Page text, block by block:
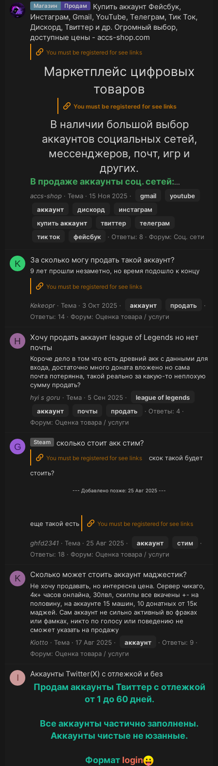
Магазин Продам
Купить аккаунт Фейсбук,
Инстаграм, Gmail, YouTube, Телеграм, Тик Ток,
Дискорд, Твиттер и др. Огромный выбор,
доступные цены - accs-shop.com
You must be registered for see links
Маркетплейс цифровых
товаров
You must be registered for see links
В наличии большой выбор
аккаунтов социальных сетей,
мессенджеров, почт, игр и
других.
В продаже аккаунты соц. сетей:...
accs-shop
Тема 15 Ноя 2025 gmail
youtube
аккаунт
дискорд
инстаграм
купить аккаунт твиттер
телеграм
тик ток
фейсбук Ответы: 8 Форум: Соц. сети
K За сколько могу продать такой аккаунт?
9 лет прошли незаметно, но время подошло к концу
You must be registered for see links
Kekeopr Тема 3 Окт 2025 аккаунт
продать
Ответы: 14
Форум: Оценка товара / услуги
H
Хочу продать аккаунт league of Legends но нет
почты
Короче дело в том что есть древний акк с данными для
входа, достаточно много доната вложено но сама
почта потерянна, такой реально за какую-то неплохую
сумму продать?
hyi s goru
Тема 5 Сен 2025
league of legends
аккаунт
почты продать
Ответы: 4
Форум: Оценка товара / услуги
G Steam сколько стоит акк стим?
You must be registered for see links
скок такой будет
стоить?
--- Добавлено позже: 25 Авг 2025 ---
еще такой есть You must be registered for see links
ghfd2341 Тема 25 Авг 2025 аккаунт
стим
Ответы: 18
Форум: Оценка товара / услуги
K Сколько может стоить аккаунт маджестик?
Не хочу продавать, но интересна цена. Сервер чикаго,
4к+ часов онлайна, 30лвл, скиллы все вкачены +- на
половину, на аккаунте 15 машин, 10 донатных от 15к
маджей. Сам аккаунт не сильно активный во фраках
или фамках, никто по голосу или поведению не
сможет указать на продажу
Kiotto
Тема 17 Авг 2025 аккаунт
Ответы: 9
Форум: Оценка товара / услуги
I Аккаунты Twitter(X) с отлежкой и без
Продам аккаунты Твиттер с отлежкой
от 1 до 60 дней.
Все аккаунты частично заполнены.
Аккаунты чистые не юзанные.
Формат login